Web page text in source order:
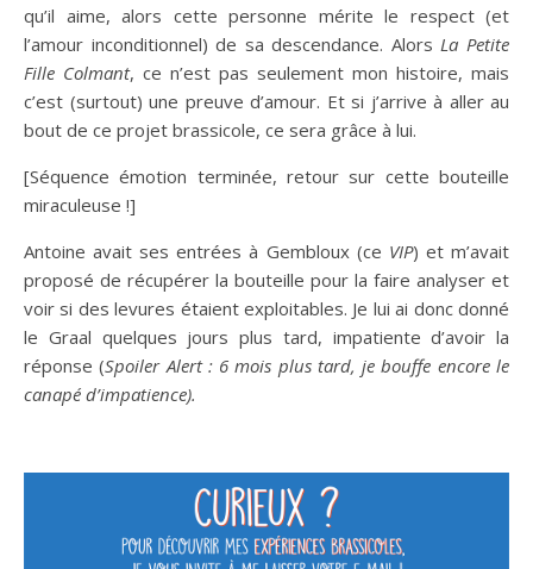
qu’il aime, alors cette personne mérite le respect (et
l’amour inconditionnel) de sa descendance. Alors La Petite
Fille Colmant, ce n’est pas seulement mon histoire, mais
c’est (surtout) une preuve d’amour. Et si j’arrive à aller au
bout de ce projet brassicole, ce sera grâce à lui.
[Séquence émotion terminée, retour sur cette bouteille
miraculeuse !]
Antoine avait ses entrées à Gembloux (ce VIP) et m’avait
proposé de récupérer la bouteille pour la faire analyser et
voir si des levures étaient exploitables. Je lui ai donc donné
le Graal quelques jours plus tard, impatiente d’avoir la
réponse (Spoiler Alert : 6 mois plus tard, je bouffe encore le
canapé d’impatience).